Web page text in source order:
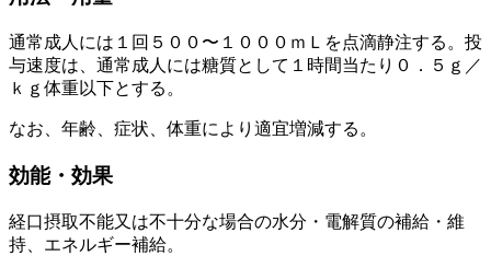
通常成人には１回５００〜１０００ｍＬを点滴静注する。投
与速度は、通常成人には糖質として１時間当たり０．５ｇ／
ｋｇ体重以下とする。
なお、年齢、症状、体重により適宜増減する。
効能・効果
経口摂取不能又は不十分な場合の水分・電解質の補給・維
持、エネルギー補給。